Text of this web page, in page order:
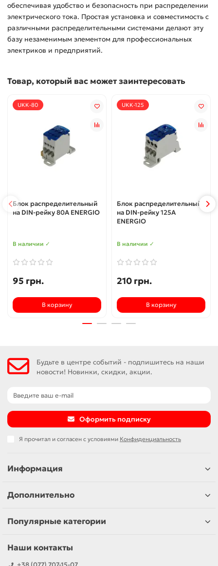
обеспечивая удобство и безопасность при распределении
электрического тока. Простая установка и совместимость с
различными распределительными системами делают эту
базу незаменимым элементом для профессиональных
электриков и предприятий.
Товар, который вас может заинтересовать
UKK-80
Блок распределительный
на DIN-рейку 80А ENERGIO
В наличии ✓
95 грн.
В корзину
UKK-125
Блок распределительный
на DIN-рейку 125А
ENERGIO
В наличии ✓
210 грн.
В корзину
Будьте в центре событий - подпишитесь на наши
новости! Новинки, скидки, акции.
Оформить подписку
Я прочитал и согласен с условиями Конфиденциальность
Информация
Дополнительно
Популярные категории
Наши контакты